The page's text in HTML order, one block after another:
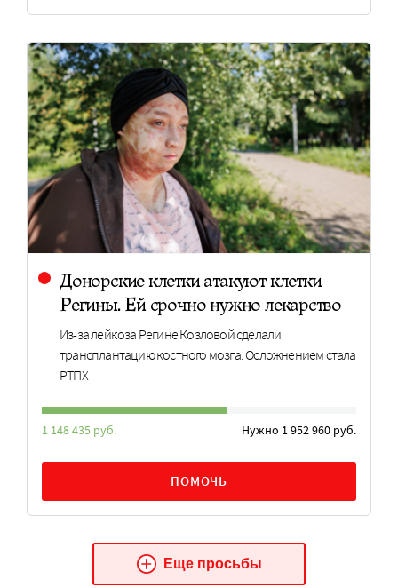
Донорские клетки атакуют клетки
Регины. Ей срочно нужно лекарство
Из-за лейкоза Регине Козловой сделали
трансплантацию костного мозга. Осложнением стала
РТПХ
1 148 435 руб. Нужно 1 952 960 руб.
ПОМОЧЬ
Еще просьбы